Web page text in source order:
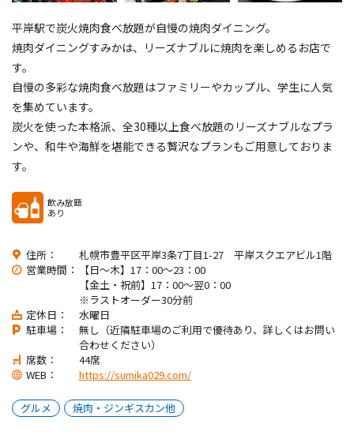
平岸駅で炭火焼肉食べ放題が自慢の焼肉ダイニング。
焼肉ダイニングすみかは、リーズナブルに焼肉を楽しめるお店で
す。
自慢の多彩な焼肉食べ放題はファミリーやカップル、学生に人気
を集めています。
炭火を使った本格派、全30種以上食べ放題のリーズナブルなプラ
ンや、和牛や海鮮を堪能できる贅沢なプランもご用意しておりま
す。
飲み放題
あり
住所：
札幌市豊平区平岸3条7丁目1-27 平岸スクエアビル1階
営業時間：
【日～木】17：00～23：00
【金土・祝前】17：00～翌0：00
※ラストオーダー30分前
定休日：
水曜日
駐車場：
無し（近隣駐車場のご利用で優待あり、詳しくはお問い
合わせください）
席数：
44席
WEB：
https://sumika029.com/
グルメ 焼肉・ジンギスカン他